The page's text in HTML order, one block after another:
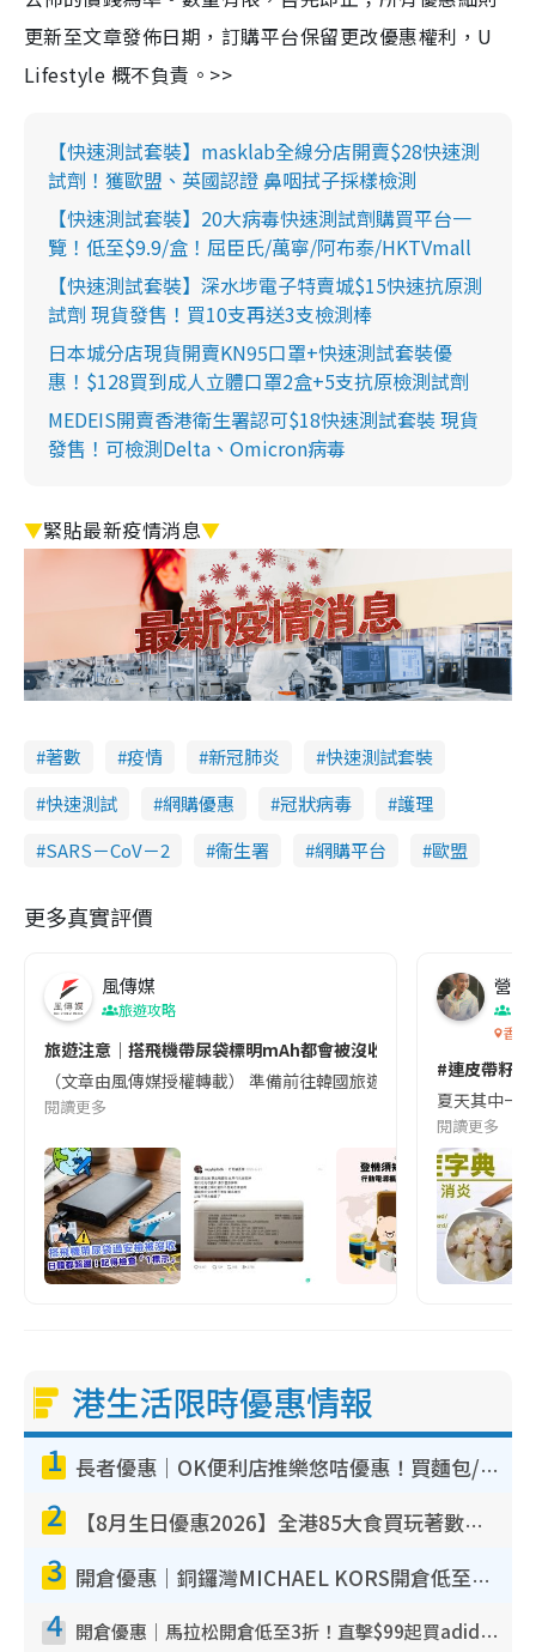
更新至文章發佈日期，訂購平台保留更改優惠權利，U
Lifestyle 概不負責。>>
【快速測試套裝】masklab全線分店開賣$28快速測
試劑！獲歐盟、英國認證 鼻咽拭子採樣檢測
【快速測試套裝】20大病毒快速測試劑購買平台一
覽！低至$9.9/盒！屈臣氏/萬寧/阿布泰/HKTVmall
【快速測試套裝】深水埗電子特賣城$15快速抗原測
試劑 現貨發售！買10支再送3支檢測棒
日本城分店現貨開賣KN95口罩+快速測試套裝優
惠！$128買到成人立體口罩2盒+5支抗原檢測試劑
MEDEIS開賣香港衛生署認可$18快速測試套裝 現貨
發售！可檢測Delta、Omicron病毒
▼緊貼最新疫情消息▼
著數 疫情 新冠肺炎
快速測試套裝
快速測試
網購優惠 冠狀病毒
護理
SARS－CoV－2
衞生署 網購平台 歐盟
更多真實評價
風傳媒
旅遊攻略
旅遊注意｜搭飛機帶尿袋標明mAh都會被沒收😱出發前切記檢查
（文章由風傳媒授權轉載） 準備前往韓國旅遊的民眾，近期要
閱讀更多
營養
香港
#連皮帶籽
夏天其中一
閱讀更多
港生活限時優惠情報
1 長者優惠｜OK便利店推樂悠咭優惠！買麵包/牛奶/保健品拍卡即減
2 【8月生日優惠2026】全港85大食買玩著數攻略 自助餐/火鍋放題同行免費＋誠品/DONKI送現金券
3 開倉優惠｜銅鑼灣MICHAEL KORS開倉低至17折！直擊$500起買手袋/銀包/鞋款 必買經典Jet Set系列
4 開倉優惠｜馬拉松開倉低至3折！直擊$99起買adidas／New Balance／Puma鞋款 STANLEY保溫杯劈價至$119起